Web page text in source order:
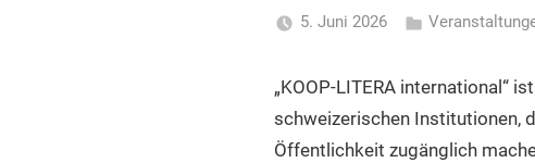
5. Juni 2026
Gerhalter
„KOOP-LITERA international“
schweizerischen Institutionen,
Öffentlichkeit zugänglich